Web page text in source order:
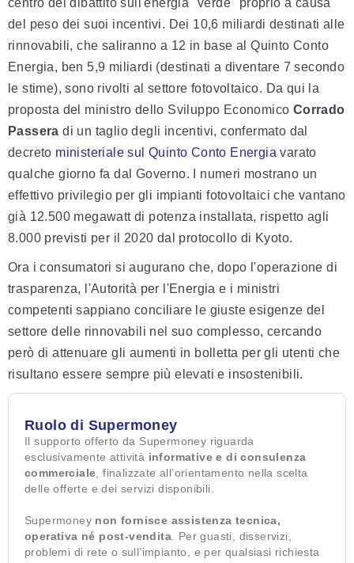
centro del dibattito sull'energia "verde" proprio a causa
del peso dei suoi incentivi. Dei 10,6 miliardi destinati alle
rinnovabili, che saliranno a 12 in base al Quinto Conto
Energia, ben 5,9 miliardi (destinati a diventare 7 secondo
le stime), sono rivolti al settore fotovoltaico. Da qui la
proposta del ministro dello Sviluppo Economico Corrado
Passera di un taglio degli incentivi, confermato dal
decreto ministeriale sul Quinto Conto Energia varato
qualche giorno fa dal Governo. I numeri mostrano un
effettivo privilegio per gli impianti fotovoltaici che vantano
già 12.500 megawatt di potenza installata, rispetto agli
8.000 previsti per il 2020 dal protocollo di Kyoto.
Ora i consumatori si augurano che, dopo l'operazione di
trasparenza, l'Autorità per l'Energia e i ministri
competenti sappiano conciliare le giuste esigenze del
settore delle rinnovabili nel suo complesso, cercando
però di attenuare gli aumenti in bolletta per gli utenti che
risultano essere sempre più elevati e insostenibili.
Ruolo di Supermoney
Il supporto offerto da Supermoney riguarda
esclusivamente attività informative e di consulenza
commerciale , finalizzate all’orientamento nella scelta
delle offerte e dei servizi disponibili.
Supermoney non fornisce assistenza tecnica,
operativa né post-vendita . Per guasti, disservizi,
problemi di rete o sull’impianto, e per qualsiasi richiesta